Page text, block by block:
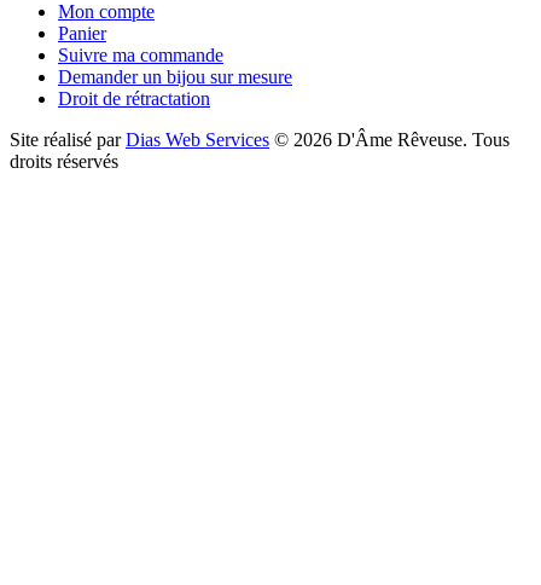
Mon compte
Panier
Suivre ma commande
Demander un bijou sur mesure
Droit de rétractation
Site réalisé par Dias Web Services © 2026 D'Âme Rêveuse. Tous
droits réservés